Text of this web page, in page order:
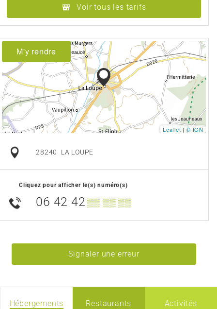
Voir tous les tarifs
M'y rendre
Leaflet | © IGN
28240 LA LOUPE
Cliquez pour afficher le(s) numéro(s)
06 42 42 ▒▒ ▒▒ ▒▒
Signaler une erreur
Hébergements Restaurants Activités